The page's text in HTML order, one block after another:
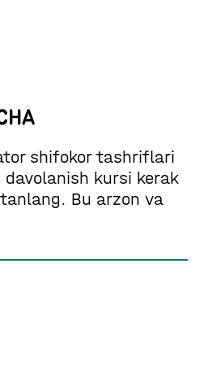
shifokor tashriflari
kursi kerak
Bu arzon va